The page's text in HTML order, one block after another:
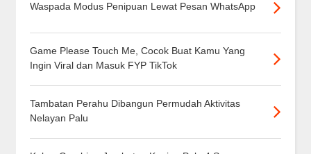
Waspada Modus Penipuan Lewat Pesan WhatsApp
Game Please Touch Me, Cocok Buat Kamu Yang
Ingin Viral dan Masuk FYP TikTok
Tambatan Perahu Dibangun Permudah Aktivitas
Nelayan Palu